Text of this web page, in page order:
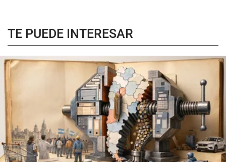
TE PUEDE INTERESAR